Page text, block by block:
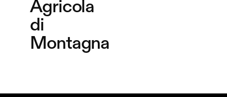
Agricola
di
Montagna